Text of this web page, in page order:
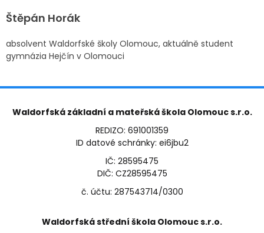
Štěpán Horák
absolvent Waldorfské školy Olomouc, aktuálně student
gymnázia Hejčín v Olomouci
Waldorfská základní a mateřská škola Olomouc s.r.o.
REDIZO: 691001359
ID datové schránky: ei6jbu2
IČ: 28595475
DIČ: CZ28595475
č. účtu: 287543714/0300
Waldorfská střední škola Olomouc s.r.o.